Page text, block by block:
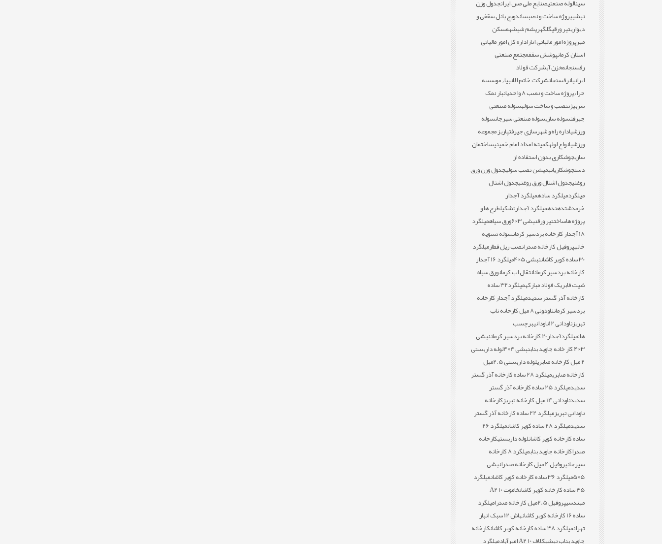
سینالوله صنعتیصنایع ملی مس ایرانجدول وزن
نبشیپروژه ساخت و نصبساندویچ پانل سقفی و
دیواریتیر ورقیگلگهرپشم شیشهمسکن
مهرپروژه امور مالیاتی اناراداره کل امور مالیاتی
استان کرمانپوشش سقفمجتمع صنعتی
رفسنجانمخزن آبشرکت فولاد
ایرانیانرفسنجانشرکت خاتم الانبیاء موسسه
حراءپروژه ساخت و نصب 8 واحدی
انبار نمک
سربیژننصب و ساخت سولهسوله صنعتی
جیرفتسوله سازیسوله صنعتی سیرجانسوله
ورزشیاداره راه و شهرسازی جیرفتپاریز مجموعه
ورزشیانواع لولهکمیته امداد امام خمینیساختمان
سازیجوشکاری بدون استفاده از
دستجوشکاریانیمیشن نصب سولهجدول وزن ورق
روغنیجدول اشتال ورق روغنیجدول اشتال
میلگردمیلگرد سادهمیلگرد آجدار
خرمدشتدهندهمیلگرد آجدارتشکیلطرح ها و
پروژه هاساختتیر ورقنبشی 3×6 ورق سیاهمیلگرد
18 آجدار کارخانه بردسیر کرمان
سوله تسویه
خانهپروفیل کارخانه صدرانصب ریل قطارمیلگرد
30 ساده کویر کاشان
نبشی 5×4
میلگرد 16 آجدار
کارخانه بردسیر کرمانانتقال اب کرمانورق سیاه
شیت فابریک فولاد مبارکه
میلگرد32 ساده
کارخانه آذر گستر سدیدمیلگرد آجدار کارخانه
بردسیر کرمان
ناودونی 8 میل کارخانه ناب
تبریزناودانی 12 ناودانیبرچسب
ها:میلگردآجدار20 کارخانه بردسیر کرمان
نبشی
3×4 کار خانه جاوید بناب
نبشی 4×4
لوله داربستی
2 میل کارخانه صابری
لوله داربستی 2.5میل
کارخانه صابری
میلگرد 28 ساده کارخانه آذر گستر
سدید
میلگرد 25 ساده کارخانه آذر گستر
سدیدناودانی 14 میل کارخانه تبریز
کارخانه
ناودانی تبریز
میلگرد 22 ساده کارخانه آذر گستر
سدیدمیلگرد 28 ساده کویر کاشان
میلگرد 26
ساده کارخانه کویر کاشانلوله داربستیکارخانه
صدراکارخانه جاوید بناب
میلگرد 8 کارخانه
سیرجانپروفیل 4 میل کارخانه صدرا
نبشی
5×5
میلگرد 36 ساده کارخانه کویر کاشان
میلگرد
45 ساده کارخانه کویر کاشان
خاموت 10 A2
مهندسیپروفیل 2.5میل کارخانه صدرا
میلگرد
ساده 16 کارخانه کویر کاشان
هاش 12 سبک انبار
تهرانمیلگرد 38 ساده کارخانه کویر کاشان
کارخانه
جاوید بناب نبشیکلاف 10 A2 امیرآباد میلگرد